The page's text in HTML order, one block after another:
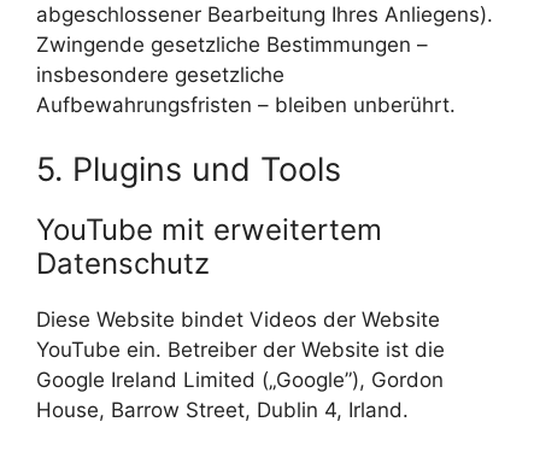
abgeschlossener Bearbeitung Ihres Anliegens).
Zwingende gesetzliche Bestimmungen –
insbesondere gesetzliche
Aufbewahrungsfristen – bleiben unberührt.
5. Plugins und Tools
YouTube mit erweitertem
Datenschutz
Diese Website bindet Videos der Website
YouTube ein. Betreiber der Website ist die
Google Ireland Limited („Google”), Gordon
House, Barrow Street, Dublin 4, Irland.